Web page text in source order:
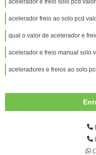
acelerador e freio solo pcd
acelerador freio ao solo pcd
qual o valor de acelerador e
acelerador e freio manual solo
aceleradores e freios ao solo